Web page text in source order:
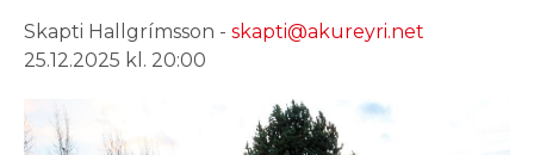
Skapti Hallgrímsson - skapti@akureyri.net
25.12.2025 kl. 20:00